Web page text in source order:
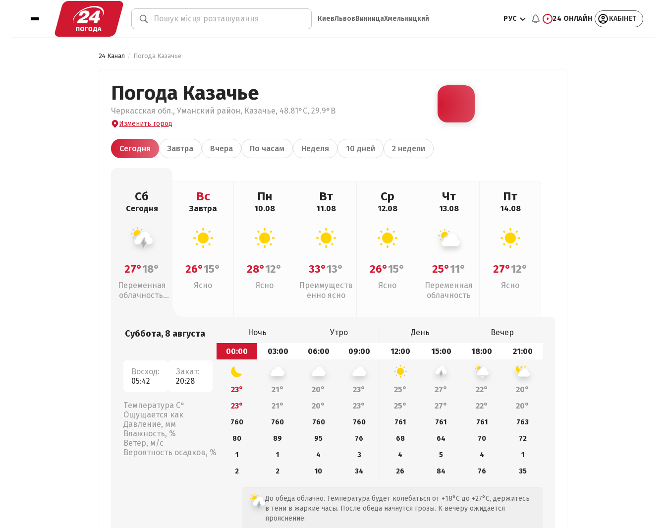
КиевЛьвовВинницаХмельницкий РУС 24 ОНЛАЙН КАБІНЕТ
24 Канал Погода Казачье
Погода Казачье
Черкасская обл., Уманский район, Казачье, 48.81°С, 29.9°В
Изменить город
Сегодня Завтра Вчера По часам Неделя 10 дней 2 недели
Сб
Сегодня
27°18°
Переменная
облачность,
Вс
Завтра
26°15°
Ясно
Пн
10.08
28°12°
Ясно
Вт
11.08
33°13°
Преимуществ
енно ясно
Ср
12.08
26°15°
Ясно
Чт
13.08
25°11°
Переменная
облачность
Пт
14.08
27°12°
Ясно
Суббота, 8 августа
Восход:
05:42
Закат:
20:28
Температура С°
Ощущается как
Давление, мм
Влажность, %
Ветер, м/с
Вероятность осадков, %
Ночь Утро День
Вечер
00:00
03:00 06:00 09:00 12:00 15:00 18:00 21:00
23° 21° 20° 23° 25° 27° 22°
20°
23°
21° 20° 23° 25° 27° 22° 20°
760 760 760 760 761 761 761
763
80
89 95 76 68 64 70
72
1
1 4 3 4 5 4
1
2
2 10 34 26 84 76 35
До обеда облачно. Температура будет колебаться от +18°C до +27°C, держитесь
в тени в жаркие часы. После обеда начнутся грозы. К вечеру ожидается
прояснение.